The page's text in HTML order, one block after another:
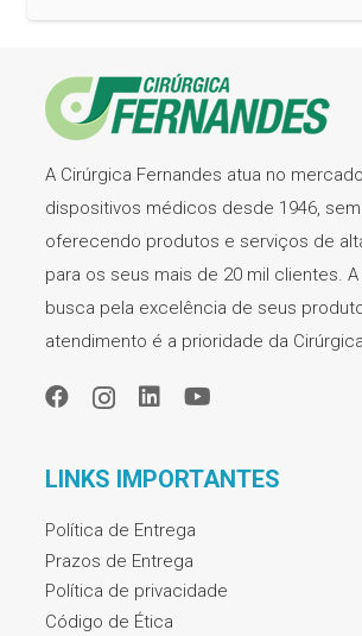
A Cirúrgica Fernandes atua no
dispositivos médicos desde 1946,
oferecendo produtos e serviços de
para os seus mais de 20 mil clientes.
busca pela excelência de seus
atendimento é a prioridade da
LINKS IMPORTANTES
Política de Entrega
Prazos de Entrega
Política de privacidade
Código de Ética